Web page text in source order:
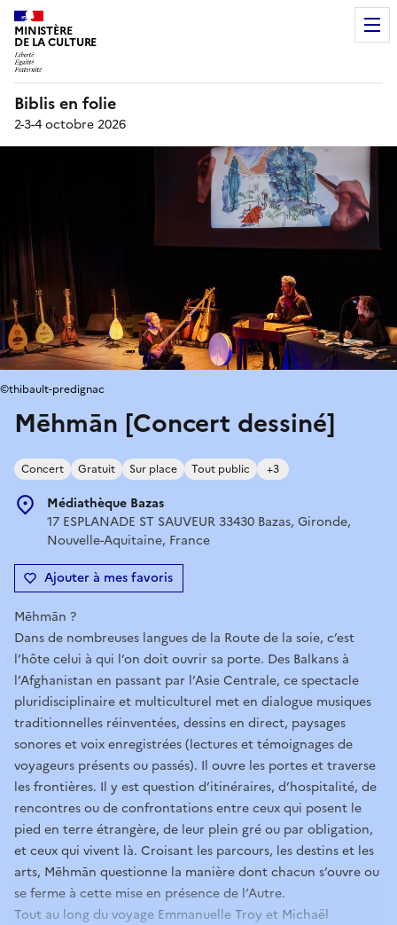
MINISTÈRE
DE LA CULTURE
Biblis en folie
2-3-4 octobre 2026
Mēhmān [Concert dessiné]
Concert Gratuit Sur place Tout public +3
Médiathèque Bazas
17 ESPLANADE ST SAUVEUR 33430 Bazas, Gironde,
Nouvelle-Aquitaine, France
Ajouter à mes favoris
©thibault-predignac
Mēhmān ?
Dans de nombreuses langues de la Route de la soie, c’est
l’hôte celui à qui l’on doit ouvrir sa porte. Des Balkans à
l’Afghanistan en passant par l’Asie Centrale, ce spectacle
pluridisciplinaire et multiculturel met en dialogue musiques
traditionnelles réinventées, dessins en direct, paysages
sonores et voix enregistrées (lectures et témoignages de
voyageurs présents ou passés). Il ouvre les portes et traverse
les frontières. Il y est question d’itinéraires, d’hospitalité, de
rencontres ou de confrontations entre ceux qui posent le
pied en terre étrangère, de leur plein gré ou par obligation,
et ceux qui vivent là. Croisant les parcours, les destins et les
arts, Mēhmān questionne la manière dont chacun s’ouvre ou
se ferme à cette mise en présence de l’Autre.
Tout au long du voyage Emmanuelle Troy et Michaël